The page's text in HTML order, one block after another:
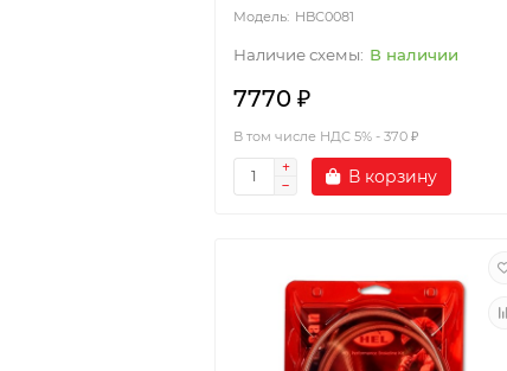
HBC0081
В наличии
7770 ₽
В том числе НДС 5% - 370 ₽
В корзину